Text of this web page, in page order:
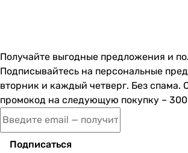
Управление
гидравлическое (без управления)
Особенности модели
индикатор питания, пульт ДУ (опция),
Получайте выгодные предложения и
Подписывайтесь на персональные
вторник и каждый четверг. Без спама.
промокод на следующую покупку – 300
Подписаться